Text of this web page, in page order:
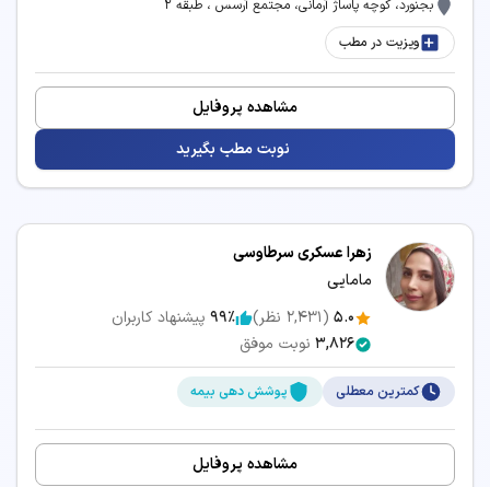
بجنورد، کوچه پاساژ آرمانی، مجتمع آرسس ، طبقه 2
ویزیت در مطب
مشاهده پروفایل
نوبت مطب بگیرید
زهرا عسکری سرطاوسی
مامایی
5.0
(
2,431 نظر) 99٪ پیشنهاد کاربران
3,826 نوبت موفق
کمترین معطلی پوشش دهی بیمه
مشاهده پروفایل